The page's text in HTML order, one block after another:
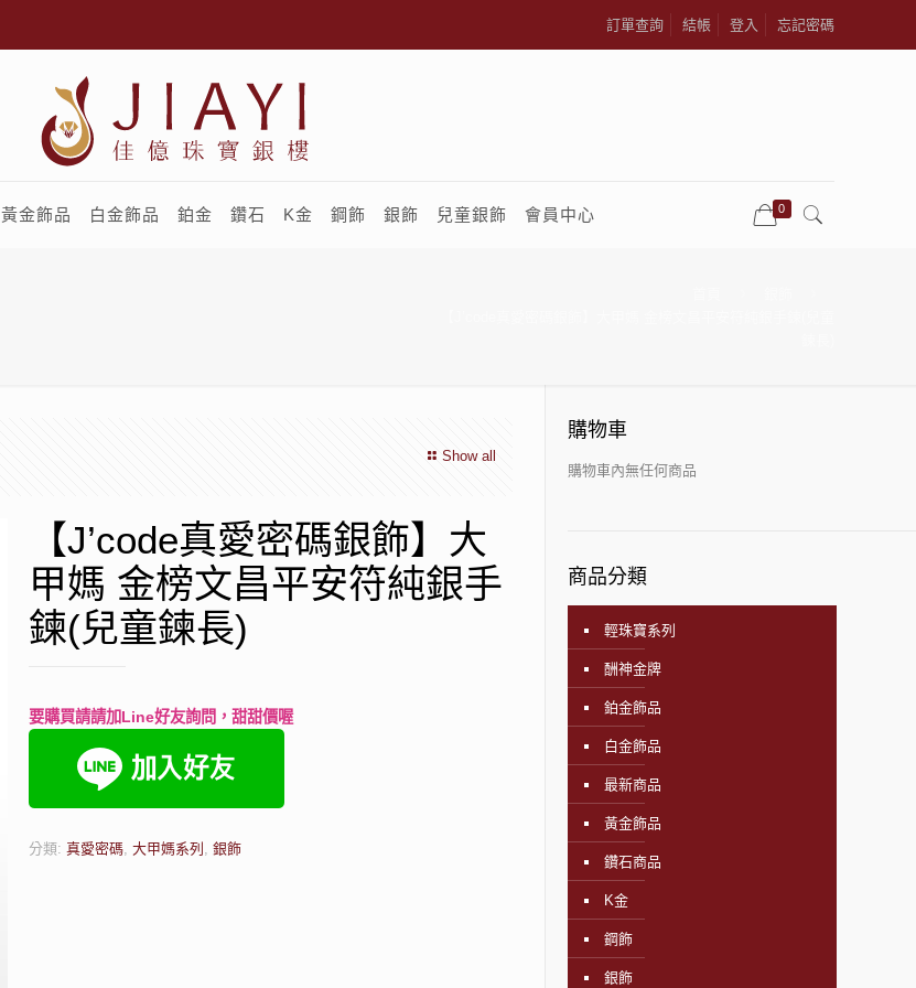
訂單查詢 結帳 登入 忘記密碼
黃金飾品 白金飾品 鉑金 鑽石 K金 鋼飾 銀飾 兒童銀飾 會員中心 0
Show all
【J’code真愛密碼銀飾】大
甲媽 金榜文昌平安符純銀手
鍊(兒童鍊長)
要購買請請加Line好友詢問，甜甜價喔
分類: 真愛密碼, 大甲媽系列 , 銀飾
購物車
購物車內無任何商品
商品分類
輕珠寶系列
酬神金牌
鉑金飾品
白金飾品
最新商品
黃金飾品
鑽石商品
K金
鋼飾
銀飾